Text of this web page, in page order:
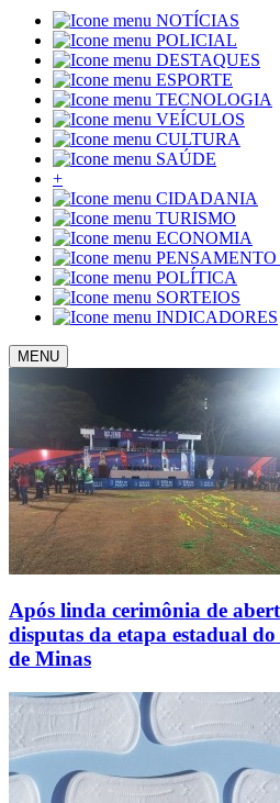
NOTÍCIAS
POLICIAL
DESTAQUES
ESPORTE
TECNOLOGIA
VEÍCULOS
CULTURA
SAÚDE
+
CIDADANIA
TURISMO
ECONOMIA
POLÍTICA
SORTEIOS
INDICADORES
MENU
Após linda cerimônia de
disputas da etapa estadual
de Minas